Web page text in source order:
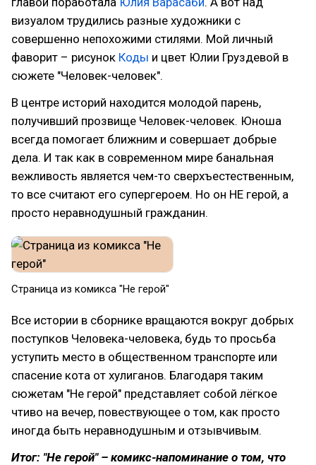
визуалом трудились разные художники с
совершенно непохожими стилями. Мой личный
фаворит – рисунок Коды и цвет Юлии Груздевой в
сюжете "Человек-человек".
В центре историй находится молодой парень,
получивший прозвище Человек-человек. Юноша
всегда помогает ближним и совершает добрые
дела. И так как в современном мире банальная
вежливость является чем-то сверхъестественным,
то все считают его супергероем. Но он НЕ герой, а
просто неравнодушный гражданин.
Страница из комикса "Не герой"
Все истории в сборнике вращаются вокруг добрых
поступков Человека-человека, будь то просьба
уступить место в общественном транспорте или
спасение кота от хулиганов. Благодаря таким
сюжетам "Не герой" представляет собой лёгкое
чтиво на вечер, повествующее о том, как просто
иногда быть неравнодушным и отзывчивым.
Итог: "Не герой" – комикс-напоминание о том, что